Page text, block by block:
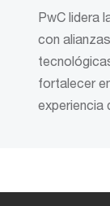
PwC lidera
con
fortalecer
experiencia